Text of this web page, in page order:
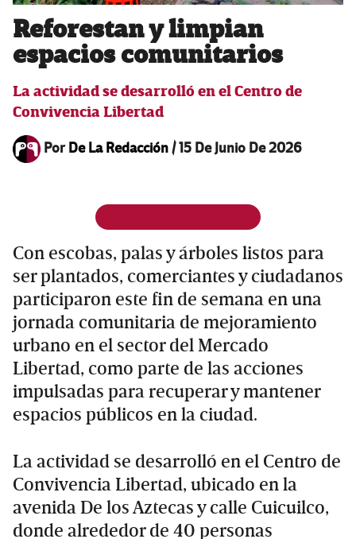
Reforestan y limpian
espacios comunitarios
La actividad se desarrolló en el Centro de
Convivencia Libertad
PorDe La Redacción/15 De Junio De 2026
Con escobas, palas y árboles listos para
ser plantados, comerciantes y ciudadanos
participaron este fin de semana en una
jornada comunitaria de mejoramiento
urbano en el sector del Mercado
Libertad, como parte de las acciones
impulsadas para recuperar y mantener
espacios públicos en la ciudad.
La actividad se desarrolló en el Centro de
Convivencia Libertad, ubicado en la
avenida De los Aztecas y calle Cuicuilco,
donde alrededor de 40 personas